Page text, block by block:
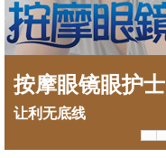
按摩眼镜眼护士
让利无底线